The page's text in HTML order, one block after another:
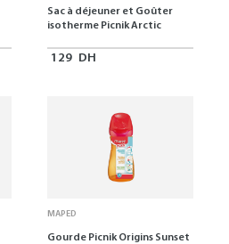
Sac à déjeuner et Goûter
isotherme Picnik Arctic
129 DH
MAPED
Gourde Picnik Origins Sunset